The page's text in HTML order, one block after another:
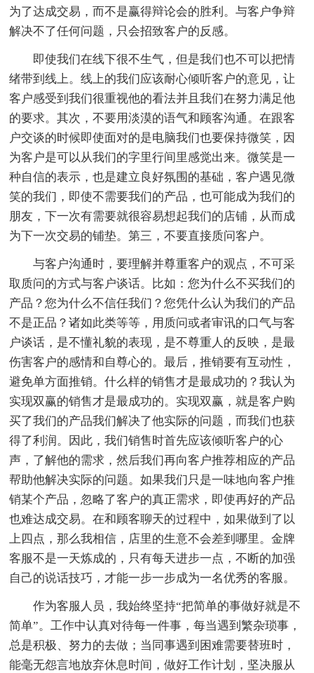
为了达成交易，而不是赢得辩论会的胜利。与客户争辩
解决不了任何问题，只会招致客户的反感。
即使我们在线下很不生气，但是我们也不可以把情
绪带到线上。线上的我们应该耐心倾听客户的意见，让
客户感受到我们很重视他的看法并且我们在努力满足他
的要求。其次，不要用淡漠的语气和顾客沟通。在跟客
户交谈的时候即使面对的是电脑我们也要保持微笑，因
为客户是可以从我们的字里行间里感觉出来。微笑是一
种自信的表示，也是建立良好氛围的基础，客户遇见微
笑的我们，即使不需要我们的产品，也可能成为我们的
朋友，下一次有需要就很容易想起我们的店铺，从而成
为下一次交易的铺垫。第三，不要直接质问客户。
与客户沟通时，要理解并尊重客户的观点，不可采
取质问的方式与客户谈话。比如：您为什么不买我们的
产品？您为什么不信任我们？您凭什么认为我们的产品
不是正品？诸如此类等等，用质问或者审讯的口气与客
户谈话，是不懂礼貌的表现，是不尊重人的反映，是最
伤害客户的感情和自尊心的。最后，推销要有互动性，
避免单方面推销。什么样的销售才是最成功的？我认为
实现双赢的销售才是最成功的。实现双赢，就是客户购
买了我们的产品我们解决了他实际的问题，而我们也获
得了利润。因此，我们销售时首先应该倾听客户的心
声，了解他的需求，然后我们再向客户推荐相应的产品
帮助他解决实际的问题。如果我们只是一味地向客户推
销某个产品，忽略了客户的真正需求，即使再好的产品
也难达成交易。在和顾客聊天的过程中，如果做到了以
上四点，那么我相信，店里的生意不会差到哪里。金牌
客服不是一天炼成的，只有每天进步一点，不断的加强
自己的说话技巧，才能一步一步成为一名优秀的客服。
作为客服人员，我始终坚持“把简单的事做好就是不
简单”。工作中认真对待每一件事，每当遇到繁杂琐事，
总是积极、努力的去做；当同事遇到困难需要替班时，
能毫无怨言地放弃休息时间，做好工作计划，坚决服从